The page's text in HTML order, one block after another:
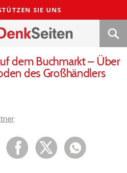
SIE UNS
dem Buchmarkt – Über
des Großhändlers